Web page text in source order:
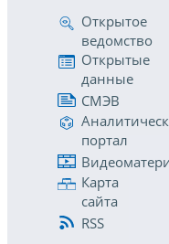
Открытое
ведомство
Открытые
данные
СМЭВ
портал
Карта
сайта
RSS